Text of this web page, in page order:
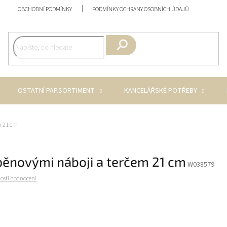
OBCHODNÍ PODMÍNKY PODMÍNKY OCHRANY OSOBNÍCH ÚDAJŮ
OSTATNÍ PAP.SORTIMENT KANCELÁŘSKÉ POTŘEBY
21 cm
náboji a terčem 21 cm W038579
hodnocení